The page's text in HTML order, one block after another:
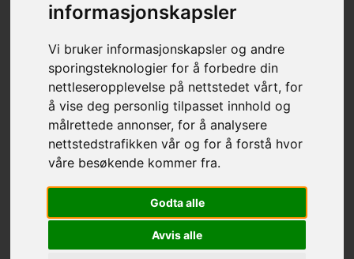
informasjonskapsler
Vi bruker informasjonskapsler og andre
sporingsteknologier for å forbedre din
nettleseropplevelse på nettstedet vårt, for
å vise deg personlig tilpasset innhold og
målrettede annonser, for å analysere
nettstedstrafikken vår og for å forstå hvor
våre besøkende kommer fra.
Godta alle
Avvis alle
Adapter til Mistral B200 (innvendig
gjenger)
Previous